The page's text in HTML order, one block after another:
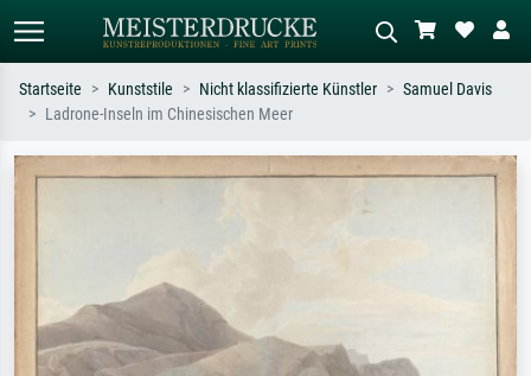
Suchen Sie nach Künstlern, Werktiteln
Beschreiben Sie die Szene – z.B. Grüne
Startseite Kunststile Nicht klassifizierte Künstler
Samuel Davis
Ladrone-Inseln im Chinesischen Meer